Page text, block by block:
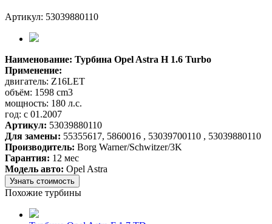
Артикул: 53039880110
Наименование: Турбина Opel Astra H 1.6 Turbo
Применение:
двигатель: Z16LET
объём: 1598 cm3
мощность: 180 л.с.
год: с 01.2007
Артикул: 53039880110
Для замены: 55355617, 5860016 , 53039700110 , 53039880110
Производитель: Borg Warner/Schwitzer/3K
Гарантия: 12 мес
Модель авто: Opel Astra
Узнать стоимость
Похожие турбины